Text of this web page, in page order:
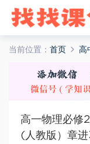
当前位置： 首页 高
高一物理必修
(人教版）章